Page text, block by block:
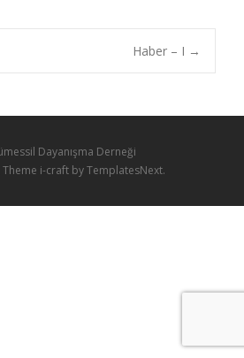
Haber – I →
Dayanışma Derneği
Theme i-craft by TemplatesNext.